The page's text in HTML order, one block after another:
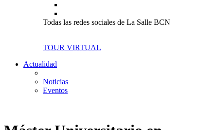
Todas las redes sociales de La Salle BCN
TOUR VIRTUAL
Actualidad
Noticias
Eventos